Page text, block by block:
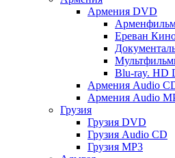
Армения DVD
Ереван
Blu-ray. HD
Армения Audio
Армения Audio
Грузия
Грузия DVD
Грузия Audio CD
Грузия MP3